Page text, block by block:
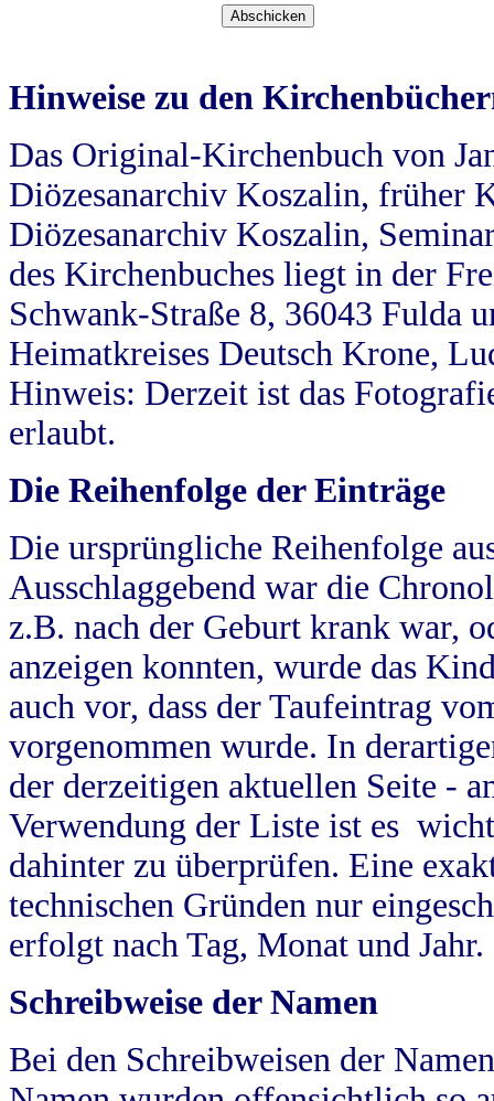
Hinweise zu den
Das Original-Kirchenbuch von
Diözesanarchiv Koszalin, früher
Diözesanarchiv Koszalin,
des Kirchenbuches liegt in der
Schwank-Straße 8, 36043 Fulda
Heimatkreises Deutsch Krone,
Hinweis: Derzeit ist das
erlaubt.
Die Reihenfolge der Einträge
Die ursprüngliche Reihenfolge
Ausschlaggebend war die
z.B. nach der Geburt krank war,
anzeigen konnten, wurde das
auch vor, dass der Taufeintrag
vorgenommen wurde. In
der derzeitigen aktuellen Seite -
Verwendung der Liste ist es
dahinter zu überprüfen. Eine
technischen Gründen nur
erfolgt nach Tag, Monat und Jahr.
Schreibweise der Namen
Bei den Schreibweisen der